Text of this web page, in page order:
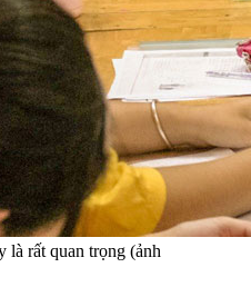
là rất quan trọng (ảnh